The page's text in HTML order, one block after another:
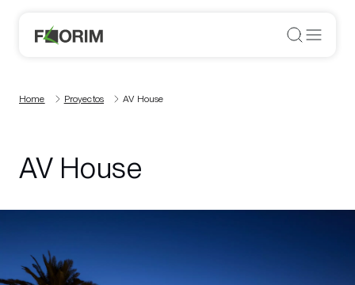
Home Proyectos AV House
AV House